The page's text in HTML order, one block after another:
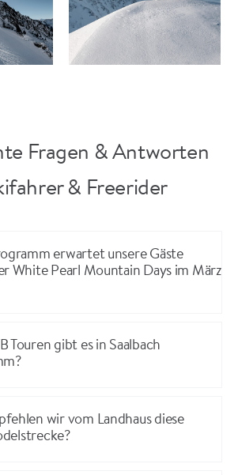
Fragen & Antworten
& Freerider
erwartet unsere Gäste
White Pearl Mountain Days im März
Touren gibt es in Saalbach
wir vom Landhaus diese